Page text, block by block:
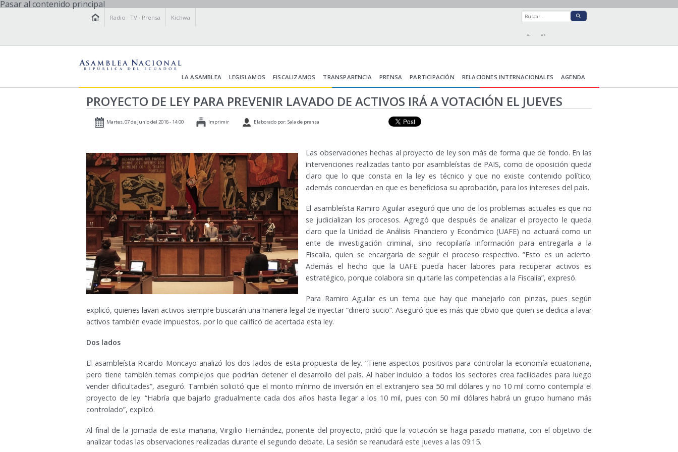
Pasar al contenido principal
Radio ·TV · Prensa Kichwa
A- A+
LA ASAMBLEA LEGISLAMOS FISCALIZAMOS TRANSPARENCIA PRENSA PARTICIPACIÓN RELACIONES INTERNACIONALES AGENDA
PROYECTO DE LEY PARA PREVENIR LAVADO DE ACTIVOS IRÁ A VOTACIÓN EL JUEVES
Martes, 07 de junio del 2016 - 14:00 Imprimir Elaborado por: Sala de prensa
Las observaciones hechas al proyecto de ley son más de forma que de fondo. En las
intervenciones realizadas tanto por asambleístas de PAIS, como de oposición queda
claro que lo que consta en la ley es técnico y que no existe contenido político;
además concuerdan en que es beneficiosa su aprobación, para los intereses del país.
El asambleísta Ramiro Aguilar aseguró que uno de los problemas actuales es que no
se judicializan los procesos. Agregó que después de analizar el proyecto le queda
claro que la Unidad de Análisis Financiero y Económico (UAFE) no actuará como un
ente de investigación criminal, sino recopilaría información para entregarla a la
Fiscalía, quien se encargaría de seguir el proceso respectivo. ”Esto es un acierto.
Además el hecho que la UAFE pueda hacer labores para recuperar activos es
estratégico, porque colabora sin quitarle las competencias a la Fiscalía”, expresó.
Para Ramiro Aguilar es un tema que hay que manejarlo con pinzas, pues según
explicó, quienes lavan activos siempre buscarán una manera legal de inyectar “dinero sucio”. Aseguró que es más que obvio que quien se dedica a lavar
activos también evade impuestos, por lo que calificó de acertada esta ley.
Dos lados
El asambleísta Ricardo Moncayo analizó los dos lados de esta propuesta de ley. “Tiene aspectos positivos para controlar la economía ecuatoriana,
pero tiene también temas complejos que podrían detener el desarrollo del país. Al haber incluido a todos los sectores crea facilidades para luego
vender dificultades”, aseguró. También solicitó que el monto mínimo de inversión en el extranjero sea 50 mil dólares y no 10 mil como contempla el
proyecto de ley. “Habría que bajarlo gradualmente cada dos años hasta llegar a los 10 mil, pues con 50 mil dólares habrá un grupo humano más
controlado”, explicó.
Al final de la jornada de esta mañana, Virgilio Hernández, ponente del proyecto, pidió que la votación se haga pasado mañana, con el objetivo de
analizar todas las observaciones realizadas durante el segundo debate. La sesión se reanudará este jueves a las 09:15.